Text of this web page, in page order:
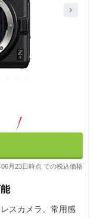
月23日時点 での税込価格
スカメラ。常用感